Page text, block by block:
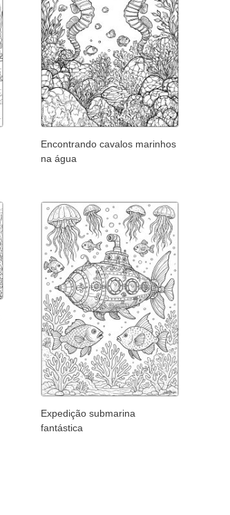
Encontrando cavalos marinhos
na água
Expedição submarina
fantástica